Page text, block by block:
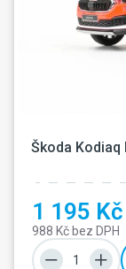
Škoda Kodiaq
1 195 Kč
988 Kč bez DPH